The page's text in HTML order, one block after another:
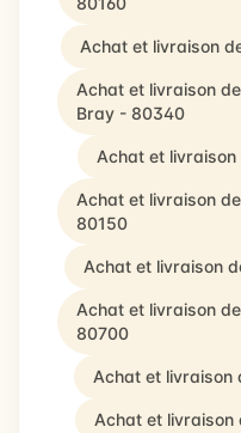
Achat et livraison
Achat et livraison
Bray - 80340
Achat et livraison
Achat et livraison
80150
Achat et livraison
Achat et livraison
80700
Achat et livraison
Achat et livraison